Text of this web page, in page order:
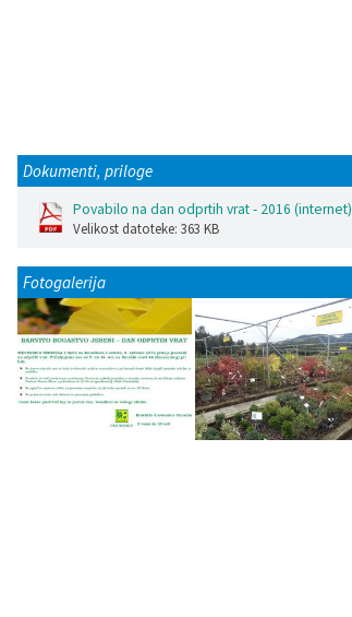
Dokumenti, priloge
Povabilo na dan odprtih vrat - 2016 (internet)
Velikost datoteke: 363 KB
Fotogalerija